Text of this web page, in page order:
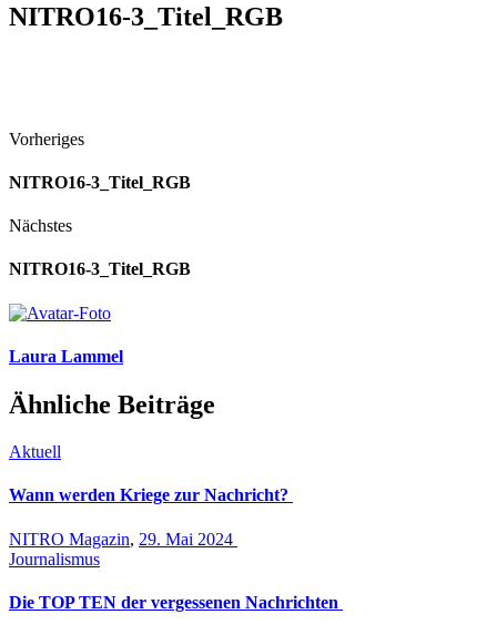
NITRO16-3_Titel_RGB
Vorheriges
NITRO16-3_Titel_RGB
Nächstes
NITRO16-3_Titel_RGB
Laura Lammel
Ähnliche Beiträge
Aktuell
Wann werden Kriege zur Nachricht?
NITRO Magazin, 29. Mai 2024
Journalismus
Die TOP TEN der vergessenen Nachrichten